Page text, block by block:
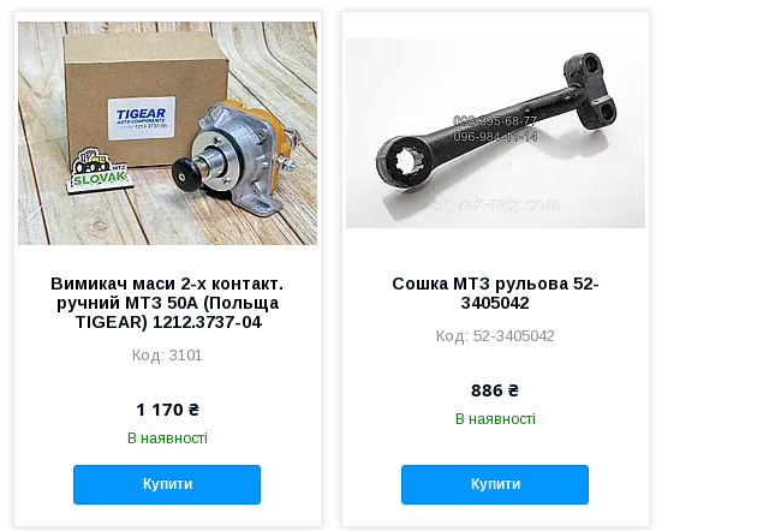
Вимикач маси 2-х контакт.
ручний МТЗ 50А (Польща
TIGEAR) 1212.3737-04
3101
1 170 ₴
В наявності
Купити
Сошка МТЗ рульова 52-
3405042
52-3405042
886 ₴
В наявності
Купити